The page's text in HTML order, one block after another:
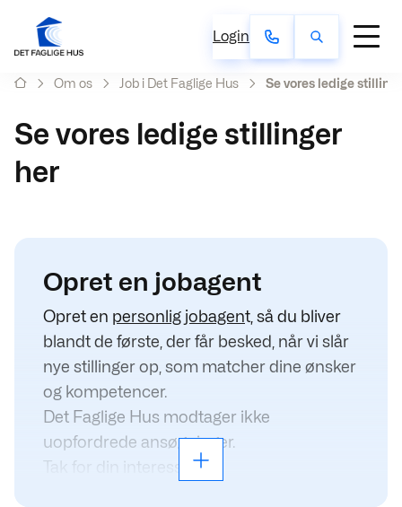
Login
Om os Job i Det Faglige Hus Se vores ledige
Se vores ledige stillinger
her
Læs mere
Opret en jobagent
Opret en personlig jobagent, så du bliver
blandt de første, der får besked, når vi slår
nye stillinger op, som matcher dine ønsker
og kompetencer.
Det Faglige Hus modtager ikke
uopfordrede ansøgninger.
Tak for din interesse.